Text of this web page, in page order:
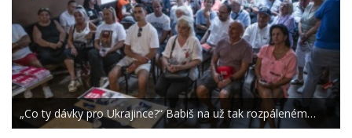
„Co ty dávky pro Ukrajince?“ Babiš na už tak rozpáleném…